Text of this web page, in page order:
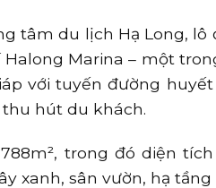
tâm du lịch Hạ Long,
Halong Marina – một
với tuyến đường
hút du khách.
trong đó diện
xanh, sân vườn, hạ